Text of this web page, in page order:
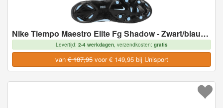
Nike Tiempo Maestro Elite Fg Shadow - Zwart/blauw - Natuurgras (Fg), maat 42
Levertijd: 2-4 werkdagen, verzendkosten: gratis
van€ 187,95voor € 149,95 bij Unisport